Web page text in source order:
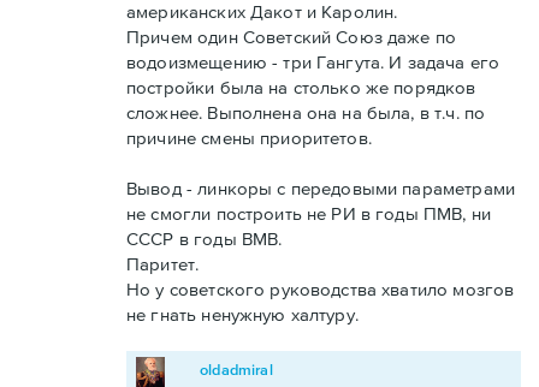
американских Дакот и Каролин.
Причем один Советский Союз даже по
водоизмещению - три Гангута. И задача его
постройки была на столько же порядков
сложнее. Выполнена она на была, в т.ч. по
причине смены приоритетов.
Вывод - линкоры с передовыми параметрами
не смогли построить не РИ в годы ПМВ, ни
СССР в годы ВМВ.
Паритет.
Но у советского руководства хватило мозгов
не гнать ненужную халтуру.
oldadmiral